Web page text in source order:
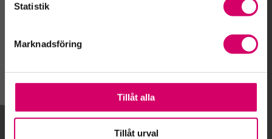
Statistik
Marknadsföring
Tillåt alla
Tillåt urval
Kalendarium
Gå till kalendariet
Lägg till i kalender